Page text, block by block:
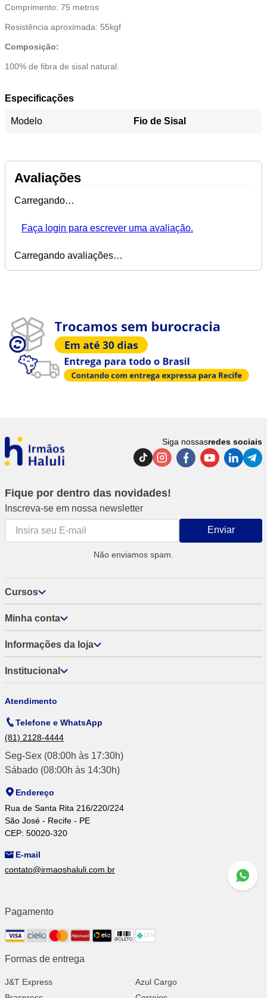
Comprimento: 75 metros
Resistência aproximada: 55kgf
Composição:
100% de fibra de sisal natural.
Especificações
Modelo Fio de Sisal
Avaliações
Carregando…
Faça login para escrever uma avaliação.
Carregando avaliações…
Siga nossasredes sociais
Fique por dentro das novidades!
Inscreva-se em nossa newsletter
Enviar
Não enviamos spam.
Cursos
Minha conta
Informações da loja
Institucional
Atendimento
Telefone e WhatsApp
(81) 2128-4444
Seg-Sex (08:00h às 17:30h)
Sábado (08:00h às 14:30h)
Endereço
Rua de Santa Rita 216/220/224
São José - Recife - PE
CEP: 50020-320
E-mail
contato@irmaoshaluli.com.br
Pagamento
Formas de entrega
J&T Express
Azul Cargo